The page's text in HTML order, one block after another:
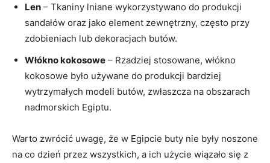
Len – Tkaniny lniane wykorzystywano do produkcji
sandałów oraz jako ⁣element zewnętrzny, często przy
zdobieniach lub⁣ dekoracjach butów.
Włókno kokosowe – Rzadziej stosowane, włókno
kokosowe było używane do produkcji bardziej​
wytrzymałych modeli⁣ butów, zwłaszcza na obszarach
nadmorskich‌ Egiptu.
Warto zwrócić uwagę, że⁤ w Egipcie buty nie były noszone
na co dzień przez wszystkich, a ich użycie ‍wiązało⁤ się ⁤z